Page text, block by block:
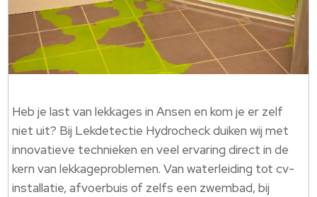
Heb je last van lekkages in Ansen en kom je er zelf
niet uit? Bij Lekdetectie Hydrocheck duiken wij met
innovatieve technieken en veel ervaring direct in de
kern van lekkageproblemen.​ Van waterleiding tot cv-
installatie, afvoerbuis of zelfs een zwembad, bij